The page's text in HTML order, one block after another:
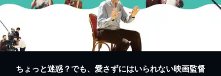
ちょっと迷惑？でも、愛さずにはいられない映画監督